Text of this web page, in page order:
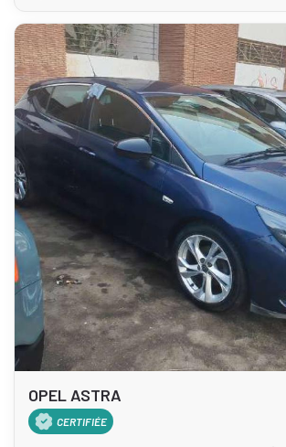
OPEL ASTRA
CERTIFIÉE